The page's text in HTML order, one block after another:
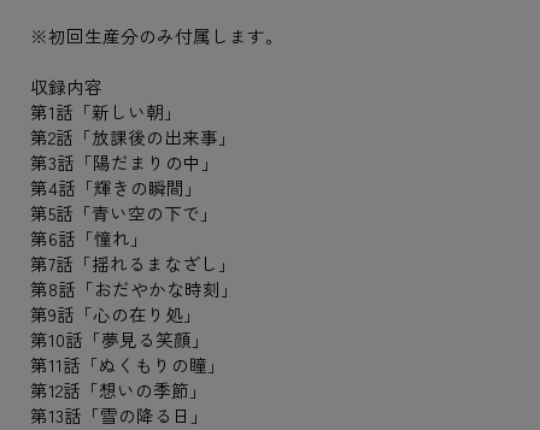
※初回生産分のみ付属します。
収録内容
第1話「新しい朝」
第2話「放課後の出来事」
第3話「陽だまりの中」
第4話「輝きの瞬間」
第5話「青い空の下で」
第6話「憧れ」
第7話「揺れるまなざし」
第8話「おだやかな時刻」
第9話「心の在り処」
第10話「夢見る笑顔」
第11話「ぬくもりの瞳」
第12話「想いの季節」
第13話「雪の降る日」